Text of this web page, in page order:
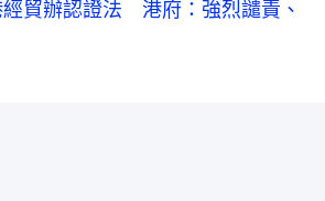
貿辦認證法 港府：強烈譴責、